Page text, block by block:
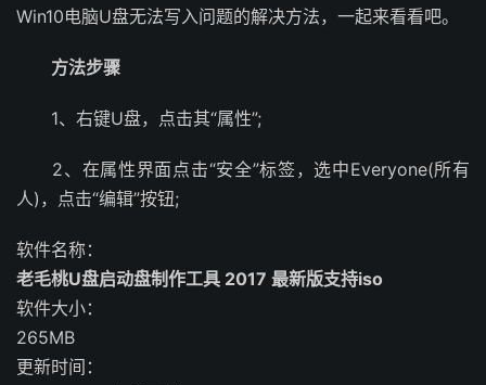
Win10电脑U盘无法写入问题的解决方法，一起来看看吧。
方法步骤
1、右键U盘，点击其“属性”;
2、在属性界面点击“安全”标签，选中Everyone(所有
人)，点击“编辑”按钮;
软件名称：
老毛桃U盘启动盘制作工具 2017 最新版支持iso
软件大小：
265MB
更新时间：